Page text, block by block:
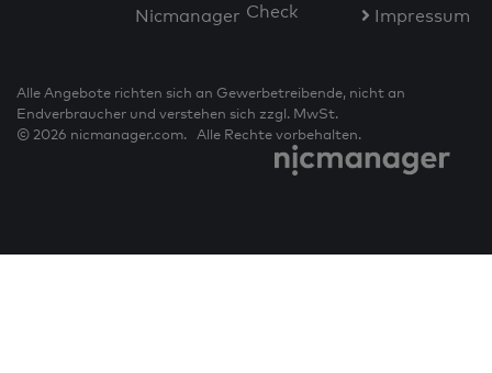
Nicmanager Check
Impressum
Alle Angebote richten sich an Gewerbetreibende, nicht an
Endverbraucher und verstehen sich zzgl. MwSt.
© 2026 nicmanager.com. Alle Rechte vorbehalten.